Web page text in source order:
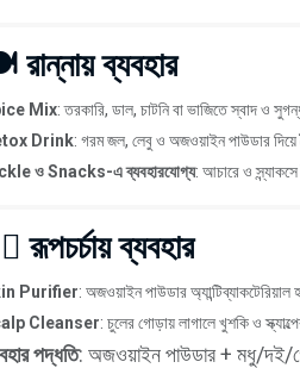
ব্যবহার
Mix: তরকারি, ডাল, চাটনি বা ভাজিতে স্বাদ ও
Drink: গরম জল, লেবু ও অজওয়াইন পাউডার দিয়ে
ও Snacks-এ ব্যবহারযোগ্য: আচারে ও
রূপচর্চায় ব্যবহার
Purifier: অজওয়াইন পাউডার
Cleanser: চুলের গোড়ায় লাগালে খুশকি ও
পদ্ধতি: অজওয়াইন পাউডার + মধু/দই/